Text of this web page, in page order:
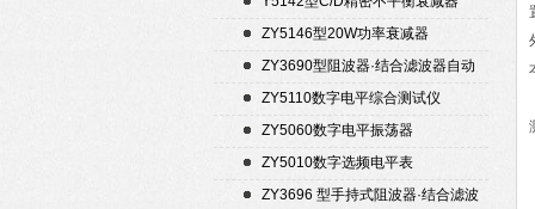
（50Ω）
ZY5146型20W功率衰减器
ZY3690型阻波器·结合滤波器自动
测试仪
ZY5110数字电平综合测试仪
ZY5060数字电平振荡器
ZY5010数字选频电平表
ZY3696 型手持式阻波器·结合滤波